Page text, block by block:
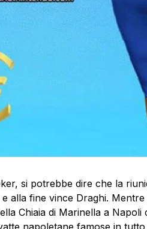
si potrebbe dire che la
alla fine vince Draghi.
Chiaia di Marinella a
napoletane famose in